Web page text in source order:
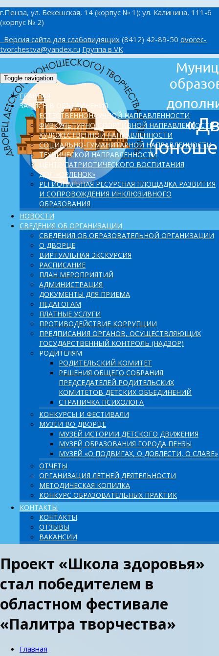
г.Пенза, ул. Бекешская, 14 (корпус № 1); ул. Калинина, 111-б
(корпус № 2)
Версия сайта для слабовидящих (8412) 42-89-50 dvorec-
tvorchestva@yandex.ru Группа в VK
Toggle navigation
ГЛАВНАЯ
ЗАПИСЬ В ОБЪЕДИНЕНИЯ
ЕСТЕСТВЕННОНАУЧНОЙ НАПРАВЛЕННОСТИ
ФИЗКУЛЬТУРНО-СПОРТИВНОЙ НАПРАВЛЕННОСТИ
ХУДОЖЕСТВЕННОЙ НАПРАВЛЕННОСТИ
СОЦИАЛЬНО-ГУМАНИТАРНОЙ НАПРАВЛЕННОСТИ
ТЕХНИЧЕСКОЙ НАПРАВЛЕННОСТИ
ЦЕНТР ПАТРИОТИЧЕСКОГО ВОСПИТАНИЯ
ДОЛ «ОРЛЕНОК»
PЕГИОНАЛЬНАЯ РЕСУРСНАЯ ПЛОЩАДКА РАЗВИТИЯ
И СОПРОВОЖДЕНИЯ ИНКЛЮЗИВНОГО
ОБРАЗОВАНИЯ
НОВОСТИ
СВЕДЕНИЯ ОБ ОРГАНИЗАЦИИ
СВЕДЕНИЯ ОБ ОБРАЗОВАТЕЛЬНОЙ ОРГАНИЗАЦИИ
О ДВОРЦЕ
ВИРТУАЛЬНАЯ ЭКСКУРСИЯ
РАСПИСАНИЕ
ПЛАН МЕРОПРИЯТИЙ
АДМИНИСТРАЦИЯ
ДОКУМЕНТЫ ДЛЯ ПРИЕМА
ПЕДАГОГАМ
ПЛАТНЫЕ УСЛУГИ
ПРОТИВОДЕЙСТВИЕ КОРРУПЦИИ
ПРЕДПИСАНИЯ ОРГАНОВ, ОСУЩЕСТВЛЯЮЩИХ
ГОСУДАРСТВЕННЫЙ КОНТРОЛЬ (НАДЗОР)
РОДИТЕЛЯМ
РОДИТЕЛЬСКИЙ КОМИТЕТ
РЕШЕНИЯ ОБЩЕГО СОБРАНИЯ
ПРЕДСЕДАТЕЛЕЙ РОДИТЕЛЬСКИХ
КОМИТЕТОВ ДЕТСКИХ ОБЪЕДИНЕНИЙ
СТРАНИЧКА ПСИХОЛОГА
КОНКУРСЫ И ФЕСТИВАЛИ
МУЗЕИ ВО ДВОРЦЕ
МУЗЕЙ ИСТОРИИ ДЕТСКОГО ДВИЖЕНИЯ
МУЗЕЙ ОБРАЗОВАНИЯ ГОРОДА ПЕНЗЫ
МУЗЕЙ «О ПОДВИГАХ, О ДОБЛЕСТИ, О СЛАВЕ»
ОТЧЕТЫ
ОРГАНИЗАЦИЯ ЛЕТНЕЙ ДЕЯТЕЛЬНОСТИ
МЕТОДИЧЕСКАЯ КОПИЛКА
КОНКУРС ОБРАЗОВАТЕЛЬНЫХ ПРАКТИК
КОНТАКТЫ
КОНТАКТЫ
ОТЗЫВЫ
ВАКАНСИИ
Проект «Школа здоровья»
стал победителем в
областном фестивале
«Палитра творчества»
Главная